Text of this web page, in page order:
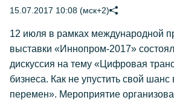
15.07.2017 10:08 (мск+2)
12 июля в рамках международной
выставки «Иннопром-2017»
дискуссия на тему «Цифровая
бизнеса. Как не упустить свой шанс
перемен». Мероприятие